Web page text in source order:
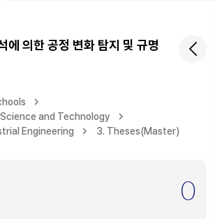
에 의한 공정 변화 탐지 및 규명
and Technology
Engineering
3. Theses(Master)
0